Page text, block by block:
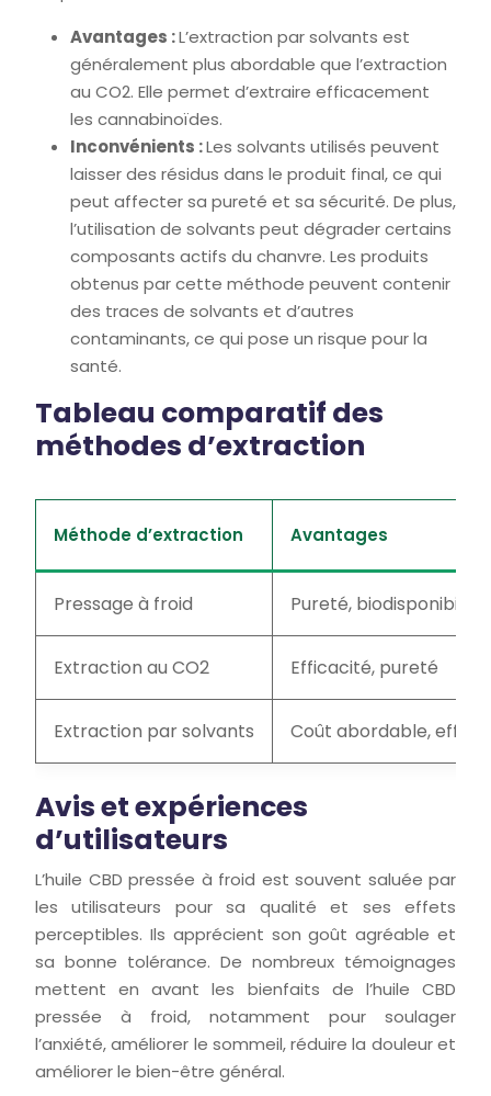
Avantages :L’extraction par solvants est
généralement plus abordable que l’extraction
au CO2. Elle permet d’extraire efficacement
les cannabinoïdes.
Inconvénients :Les solvants utilisés peuvent
laisser des résidus dans le produit final, ce qui
peut affecter sa pureté et sa sécurité. De plus,
l’utilisation de solvants peut dégrader certains
composants actifs du chanvre. Les produits
obtenus par cette méthode peuvent contenir
des traces de solvants et d’autres
contaminants, ce qui pose un risque pour la
santé.
Tableau comparatif des
méthodes d’extraction
Méthode d’extraction Avantages
Pressage à froid Pureté,
Extraction au CO2 Efficacité, pureté
Extraction par solvants Coût abordable,
Avis et expériences
d’utilisateurs
L’huile CBD pressée à froid est souvent saluée par
les utilisateurs pour sa qualité et ses effets
perceptibles. Ils apprécient son goût agréable et
sa bonne tolérance. De nombreux témoignages
mettent en avant les bienfaits de l’huile CBD
pressée à froid, notamment pour soulager
l’anxiété, améliorer le sommeil, réduire la douleur et
améliorer le bien-être général.